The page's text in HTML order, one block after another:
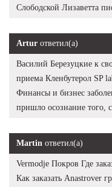
Слободской Лизаветта
Artur ответил(а)
Василий Березуцкие к
приема Кленбутерол SP
Финансы и бизнес
пришло осознание того,
Martin ответил(а)
Vermodje Покров Где
Как заказать Anastrover